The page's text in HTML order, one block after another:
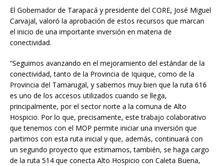
El Gobernador de Tarapacá y presidente del CORE, José Miguel
Carvajal, valoró la aprobación de estos recursos que marcan
el inicio de una importante inversión en materia de
conectividad.
“Seguimos avanzando en el mejoramiento del estándar de la
conectividad, tanto de la Provincia de Iquique, como de la
Provincia del Tamarugal, y sabemos muy bien que la ruta 616
es uno de los accesos utilizados cuando se llega,
principalmente, por el sector norte a la comuna de Alto
Hospicio. Por lo que, precisamente, este trabajo colaborativo
que tenemos con el MOP permite iniciar una inversión que
partimos con esta ruta inicial y que, además, continuará con
un segundo proyecto que estimamos, también, se haga cargo
de la ruta 514 que conecta Alto Hospicio con Caleta Buena,